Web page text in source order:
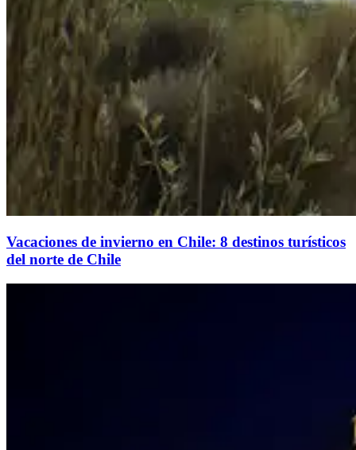
Vacaciones de invierno en Chile: 8 destinos turísticos
del norte de Chile